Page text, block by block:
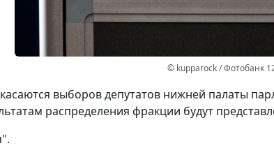
© kupparock / Фотобанк
выборов депутатов нижней палаты
распределения фракции будут